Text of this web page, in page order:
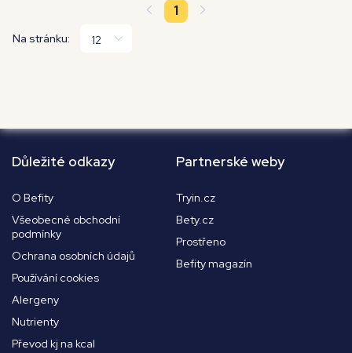
1
Na stránku:
Důležité odkazy
O Befity
Všeobecné obchodní
podmínky
Ochrana osobních údajů
Používání cookies
Alergeny
Nutrienty
Převod kj na kcal
Partnerské weby
Tryin.cz
Bety.cz
Prostřeno
Befity magazín